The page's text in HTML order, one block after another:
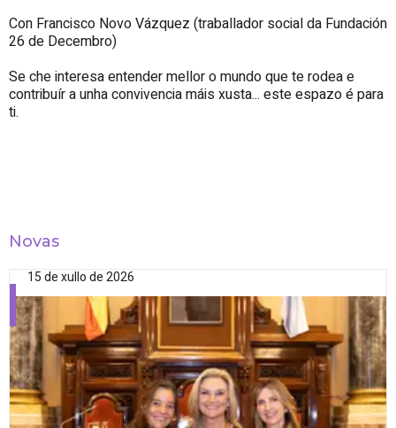
Con Francisco Novo Vázquez (traballador social da Fundación
26 de Decembro)
Se che interesa entender mellor o mundo que te rodea e
contribuír a unha convivencia máis xusta... este espazo é para
ti.
Novas
15 de xullo de 2026